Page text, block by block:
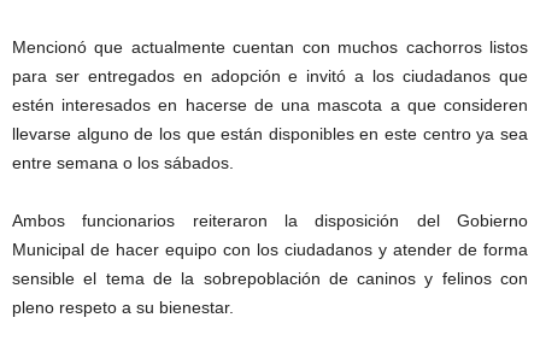
Mencionó que actualmente cuentan con muchos cachorros listos
para ser entregados en adopción e invitó a los ciudadanos que
estén interesados en hacerse de una mascota a que consideren
llevarse alguno de los que están disponibles en este centro ya sea
entre semana o los sábados.
Ambos funcionarios reiteraron la disposición del Gobierno
Municipal de hacer equipo con los ciudadanos y atender de forma
sensible el tema de la sobrepoblación de caninos y felinos con
pleno respeto a su bienestar.